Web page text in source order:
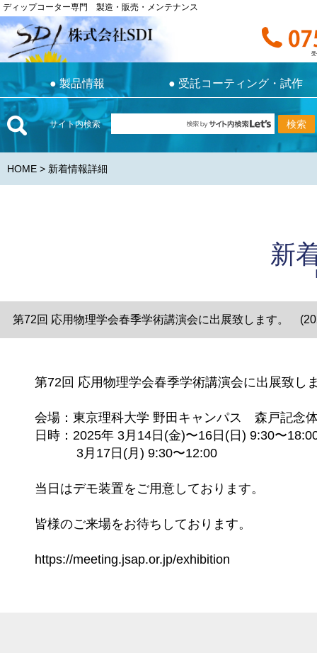
ディップコーター専門 製造・販売・メンテナンス
受
●製品情報 ● 受託コーティング・試作
ディップコーター専門 製造・販売・メンテナンス
受付時間
●製品情報 受託コーティング・試作
サイト内検索
HOME> 新着情報詳細
新
第72回 応用物理学会春季学術講演会に出展致します。
第72回 応用物理学会春季学術講演会に出展致し
会場：東京理科大学 野田キャンパス 森戸記念
日時：2025年 3月14日(金)〜16日(日) 9:30〜
3月17日(月) 9:30〜12:00
当日はデモ装置をご用意しております。
皆様のご来場をお待ちしております。
https://meeting.jsap.or.jp/exhibition